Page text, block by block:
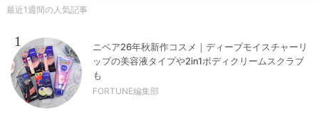
最近1週間の人気記事
1
ニベア26年秋新作コスメ｜ディープモイスチャーリ
ップの美容液タイプや2in1ボディクリームスクラブ
も
FORTUNE編集部